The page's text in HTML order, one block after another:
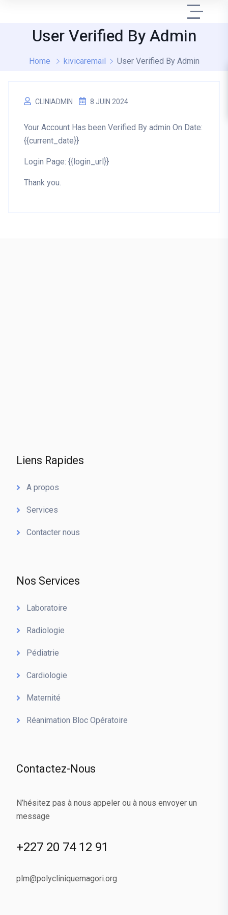
User Verified By Admin
Home kivicaremail User Verified By Admin
CLINIADMIN 8 JUIN 2024
Your Account Has been Verified By admin On Date:
{{current_date}}
Login Page: {{login_url}}
Thank you.
Liens Rapides
A propos
Services
Contacter nous
Nos Services
Laboratoire
Radiologie
Pédiatrie
Cardiologie
Maternité
Réanimation Bloc Opératoire
Contactez-Nous
N’hésitez pas à nous appeler ou à nous envoyer un
message
+227 20 74 12 91
plm@polycliniquemagori.org